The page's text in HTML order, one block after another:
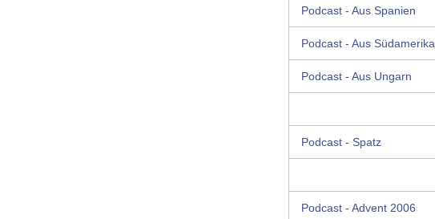
Podcast - Aus Spanien
Podcast - Aus Südamerika
Podcast - Aus Ungarn
Podcast - Spatz
Podcast - Advent 2006